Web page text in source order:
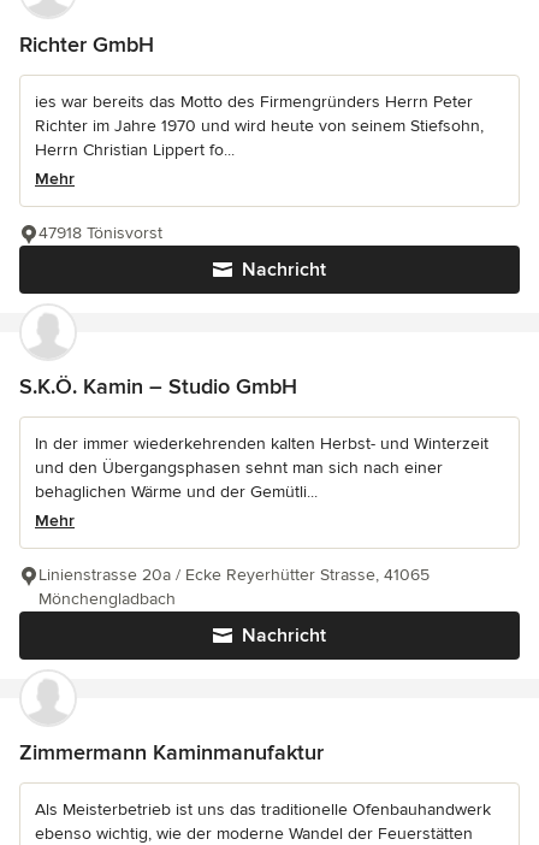
Richter GmbH
ies war bereits das Motto des Firmengründers Herrn Peter
Richter im Jahre 1970 und wird heute von seinem Stiefsohn,
Herrn Christian Lippert fo...
Mehr
Nachricht
47918 Tönisvorst
S.K.Ö. Kamin – Studio GmbH
In der immer wiederkehrenden kalten Herbst- und Winterzeit
und den Übergangsphasen sehnt man sich nach einer
behaglichen Wärme und der Gemütli...
Mehr
Nachricht
Linienstrasse 20a / Ecke Reyerhütter Strasse, 41065
Mönchengladbach
Zimmermann Kaminmanufaktur
Als Meisterbetrieb ist uns das traditionelle Ofenbauhandwerk
ebenso wichtig, wie der moderne Wandel der Feuerstätten